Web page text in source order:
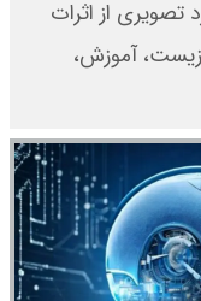
تصویری از اثرات
آموزش،